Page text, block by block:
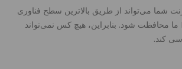
شما می‌تواند از طریق بالاترین سطح فناوری
رمزنگاری امنیتی ECC ما محافظت شود. بنابراین، هیچ کس نمی‌تواند
کند.